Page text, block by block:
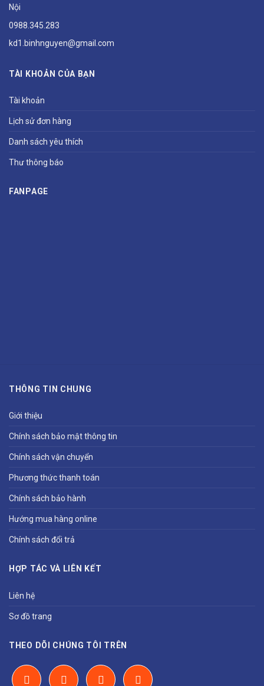
Nội
0988.345.283
kd1.binhnguyen@gmail.com
TÀI KHOẢN CỦA BẠN
Tài khoản
Lịch sử đơn hàng
Danh sách yêu thích
Thư thông báo
FANPAGE
THÔNG TIN CHUNG
Giới thiệu
Chính sách bảo mật thông tin
Chính sách vận chuyển
Phương thức thanh toán
Chính sách bảo hành
Hướng mua hàng online
Chính sách đổi trả
HỢP TÁC VÀ LIÊN KẾT
Liên hệ
Sơ đồ trang
THEO DÕI CHÚNG TÔI TRÊN